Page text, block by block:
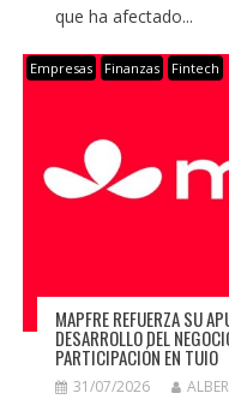
que ha afectado...
Empresas Finanzas Fintech
MAPFRE REFUERZA SU
DESARROLLO DEL
PARTICIPACIÓN EN TUIO
31/07/2026